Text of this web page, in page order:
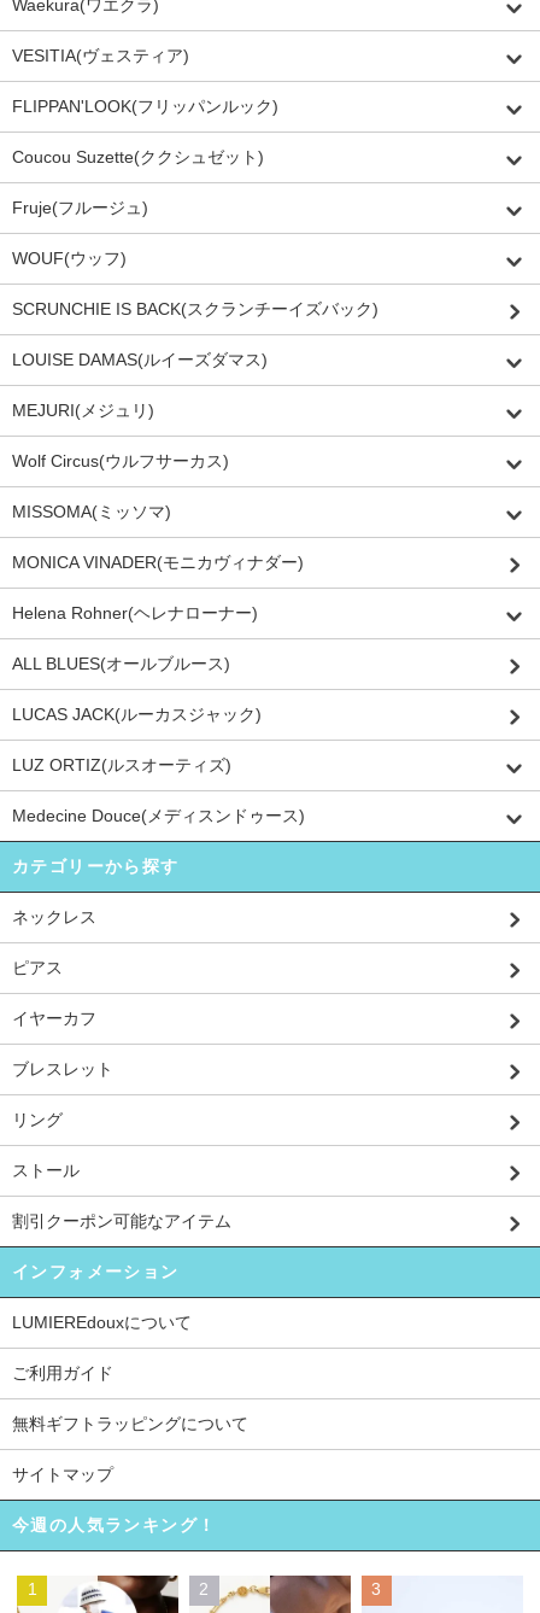
Waekura(ワエクラ)
VESITIA(ヴェスティア)
FLIPPAN'LOOK(フリッパンルック)
Coucou Suzette(ククシュゼット)
Fruje(フルージュ)
WOUF(ウッフ)
SCRUNCHIE IS BACK(スクランチーイズバック)
LOUISE DAMAS(ルイーズダマス)
MEJURI(メジュリ)
Wolf Circus(ウルフサーカス)
MISSOMA(ミッソマ)
MONICA VINADER(モニカヴィナダー)
Helena Rohner(ヘレナローナー)
ALL BLUES(オールブルース)
LUCAS JACK(ルーカスジャック)
LUZ ORTIZ(ルスオーティズ)
Medecine Douce(メディスンドゥース)
カテゴリーから探す
ネックレス
ピアス
イヤーカフ
ブレスレット
リング
ストール
割引クーポン可能なアイテム
インフォメーション
LUMIEREdouxについて
ご利用ガイド
無料ギフトラッピングについて
サイトマップ
今週の人気ランキング！
1 2 3